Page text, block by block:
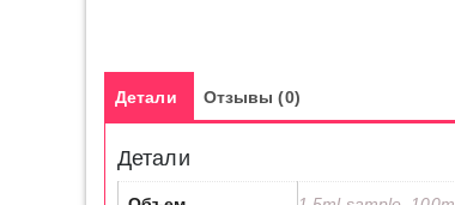
Детали Отзывы (0)
Детали